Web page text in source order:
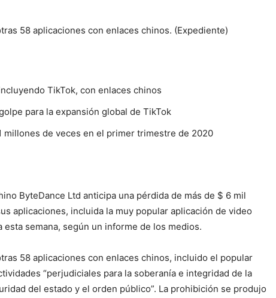
58 aplicaciones con enlaces chinos. (Expediente)
TikTok, con enlaces chinos
para la expansión global de TikTok
millones de veces en el primer trimestre de 2020
ByteDance Ltd anticipa una pérdida de más de $ 6 mil
aplicaciones, incluida la muy popular aplicación de video
semana, según un informe de los medios.
58 aplicaciones con enlaces chinos, incluido el popular
“perjudiciales para la soberanía e integridad de la
del estado y el orden público”. La prohibición se produjo